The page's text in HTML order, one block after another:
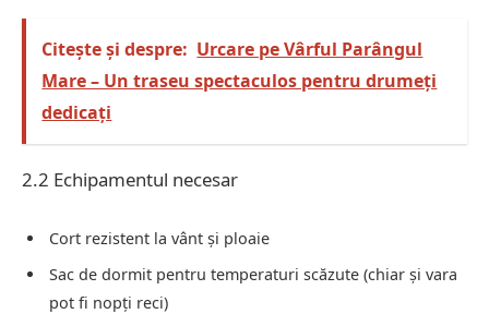
Citește și despre: Urcare pe Vârful Parângul
Mare – Un traseu spectaculos pentru drumeți
dedicați
2.2 Echipamentul necesar
Cort rezistent la vânt și ploaie
Sac de dormit pentru temperaturi scăzute (chiar și vara
pot fi nopți reci)